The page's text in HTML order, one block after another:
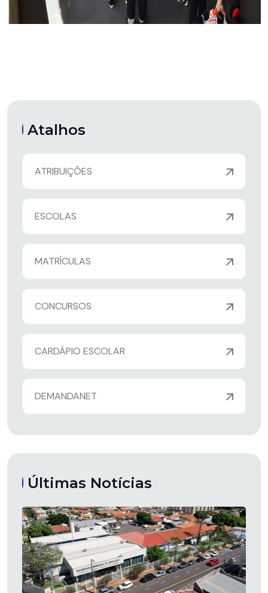
Atalhos
ATRIBUIÇÕES
ESCOLAS
MATRÍCULAS
CONCURSOS
CARDÁPIO ESCOLAR
DEMANDANET
Últimas Notícias